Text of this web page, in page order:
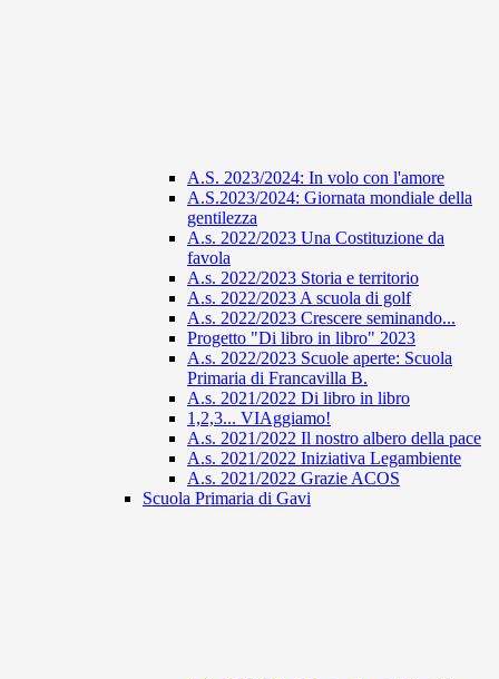
A.S. 2023/2024: In volo con l'amore
A.S.2023/2024: Giornata mondiale della
gentilezza
A.s. 2022/2023 Una Costituzione da
favola
A.s. 2022/2023 Storia e territorio
A.s. 2022/2023 A scuola di golf
A.s. 2022/2023 Crescere seminando...
Progetto "Di libro in libro" 2023
A.s. 2022/2023 Scuole aperte: Scuola
Primaria di Francavilla B.
A.s. 2021/2022 Di libro in libro
1,2,3... VIAggiamo!
A.s. 2021/2022 Il nostro albero della pace
A.s. 2021/2022 Iniziativa Legambiente
A.s. 2021/2022 Grazie ACOS
Scuola Primaria di Gavi